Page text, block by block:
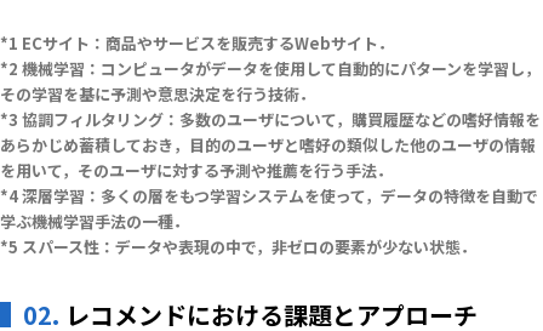
ECサイト：商品やサービスを販売するWebサイト．
機械学習：コンピュータがデータを使用して自動的にパターンを学習し，
その学習を基に予測や意思決定を行う技術．
協調フィルタリング：多数のユーザについて，購買履歴などの嗜好情報を
あらかじめ蓄積しておき，目的のユーザと嗜好の類似した他のユーザの情報
を用いて，そのユーザに対する予測や推薦を行う手法．
深層学習：多くの層をもつ学習システムを使って，データの特徴を自動で
学ぶ機械学習手法の一種．
スパース性：データや表現の中で，非ゼロの要素が少ない状態．
02. レコメンドにおける課題とアプローチ